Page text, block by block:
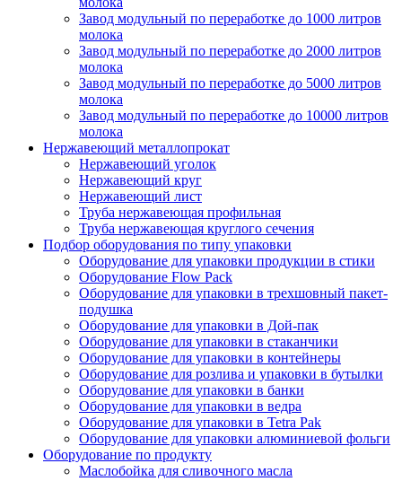
Завод модульный по переработке до 1000 литров
молока
Завод модульный по переработке до 2000 литров
молока
Завод модульный по переработке до 5000 литров
молока
Завод модульный по переработке до 10000 литров
молока
Нержавеющий металлопрокат
Нержавеющий уголок
Нержавеющий круг
Нержавеющий лист
Труба нержавеющая профильная
Труба нержавеющая круглого сечения
Подбор оборудования по типу упаковки
Оборудование для упаковки продукции в стики
Оборудование Flow Pack
Оборудование для упаковки в трехшовный пакет-
подушка
Оборудование для упаковки в Дой-пак
Оборудование для упаковки в стаканчики
Оборудование для упаковки в контейнеры
Оборудование для розлива и упаковки в бутылки
Оборудование для упаковки в банки
Оборудование для упаковки в ведра
Оборудование для упаковки в Tetra Pak
Оборудование для упаковки алюминиевой фольги
Оборудование по продукту
Маслобойка для сливочного масла